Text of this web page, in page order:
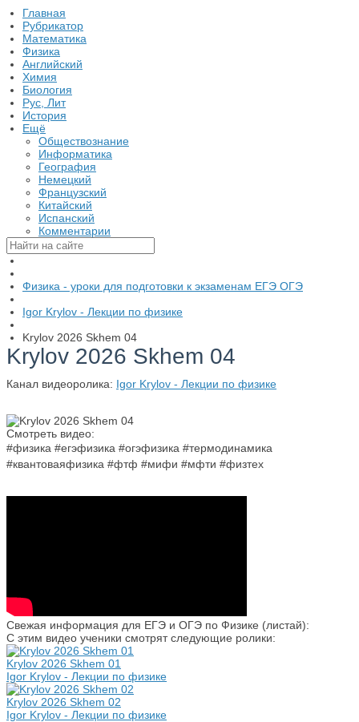
Главная
Рубрикатор
Математика
Физика
Английский
Химия
Биология
Рус, Лит
История
Ещё
Обществознание
Информатика
География
Немецкий
Французский
Китайский
Испанский
Комментарии
Физика - уроки для подготовки к экзаменам ЕГЭ ОГЭ
Igor Krylov - Лекции по физике
Krylov 2026 Skhem 04
Krylov 2026 Skhem 04
Канал видеоролика: Igor Krylov - Лекции по физике
Смотреть видео:
#физика #егэфизика #огэфизика #термодинамика
#квантоваяфизика #фтф #мифи #мфти #физтех
Свежая информация для ЕГЭ и ОГЭ по Физике (листай):
С этим видео ученики смотрят следующие ролики:
Krylov 2026 Skhem 01
Igor Krylov - Лекции по физике
Krylov 2026 Skhem 02
Igor Krylov - Лекции по физике